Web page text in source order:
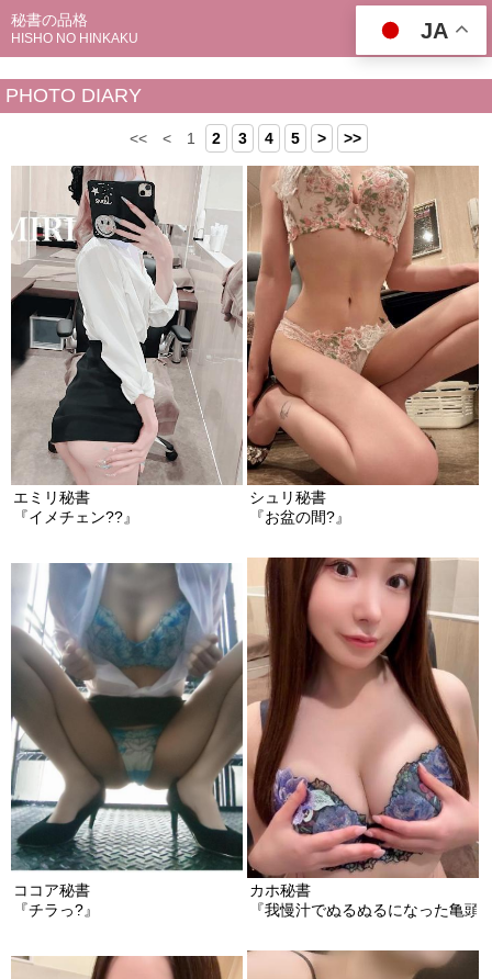
秘書の品格
HISHO NO HINKAKU JA
PHOTO DIARY
<< < 1 2 3 4 5 > >>
エミリ秘書
『イメチェン??』
シュリ秘書
『お盆の間?』
ココア秘書
『チラっ?』
カホ秘書
『我慢汁でぬるぬるになった亀頭